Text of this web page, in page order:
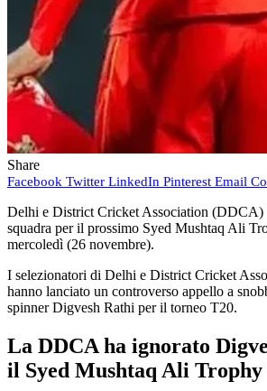
Share
Facebook Twitter LinkedIn Pinterest Email
Delhi e District Cricket Association (DDCA)
squadra per il prossimo Syed Mushtaq Ali
mercoledì (26 novembre).
I selezionatori di Delhi e District Cricket
hanno lanciato un controverso appello a
spinner Digvesh Rathi per il torneo T20.
La DDCA ha ignorato
il Syed Mushtaq Ali Trophy